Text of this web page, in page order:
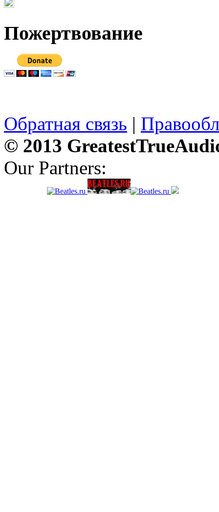
Пожертвование
Обратная связь |
© 2013
Our Partners: